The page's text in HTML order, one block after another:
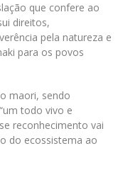
que confere ao
direitos,
pela natureza e
para os povos
maori, sendo
todo vivo e
reconhecimento vai
do ecossistema ao